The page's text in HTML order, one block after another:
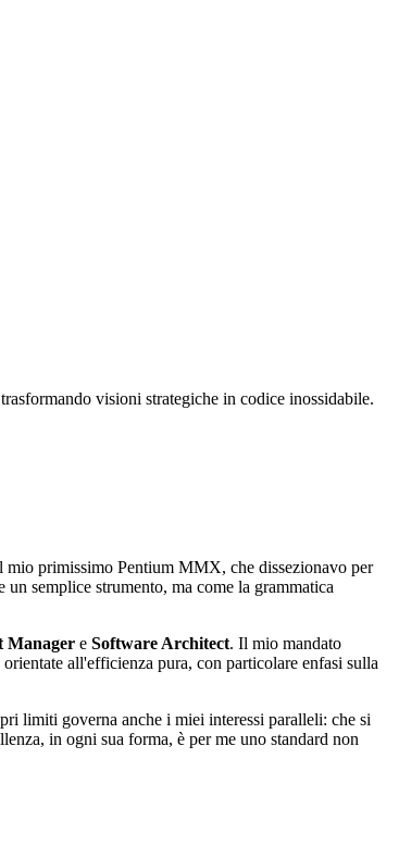
visioni strategiche in codice inossidabile.
primissimo Pentium MMX, che dissezionavo per
semplice strumento, ma come la grammatica
Manager e Software Architect. Il mio mandato
all'efficienza pura, con particolare enfasi sulla
limiti governa anche i miei interessi paralleli: che si
in ogni sua forma, è per me uno standard non